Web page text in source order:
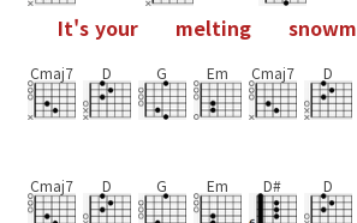
It's your melting snowm
Cmaj7 D G Em Cmaj7 D
Cmaj7 D G Em D# D